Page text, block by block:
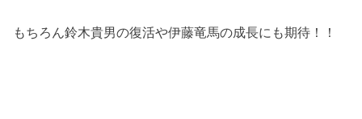
もちろん鈴木貴男の復活や伊藤竜馬の成長にも期待！！